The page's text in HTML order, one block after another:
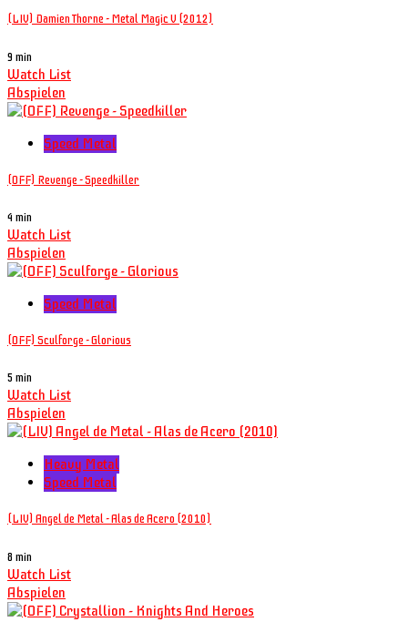
(LIV) Damien Thorne - Metal Magic V (2012)
9 min
Watch List
Abspielen
Speed Metal
(OFF) Revenge - Speedkiller
4 min
Watch List
Abspielen
Speed Metal
(OFF) Sculforge - Glorious
5 min
Watch List
Abspielen
Heavy Metal
Speed Metal
(LIV) Angel de Metal - Alas de Acero (2010)
8 min
Watch List
Abspielen